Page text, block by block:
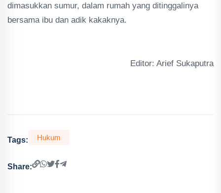
dimasukkan sumur, dalam rumah yang ditinggalinya
bersama ibu dan adik kakaknya.
Editor: Arief Sukaputra
Tags: Hukum
Share: